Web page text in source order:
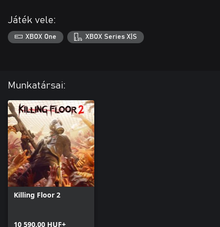
Játék vele:
XBOX One XBOX Series X|S
Munkatársai:
Killing Floor 2
10 590,00 HUF+